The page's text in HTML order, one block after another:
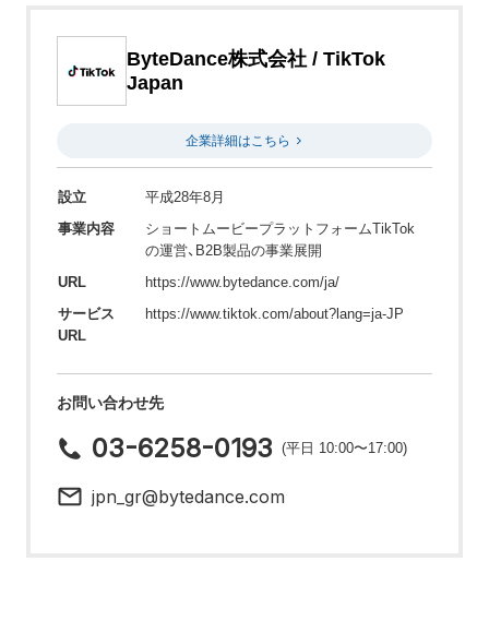
ByteDance株式会社 / TikTok
Japan
企業詳細はこちら
設立
平成28年8月
事業内容
ショートムービープラットフォームTikTok
の運営、B2B製品の事業展開
URL
https://www.bytedance.com/ja/
サービス
URL
https://www.tiktok.com/about?lang=ja-JP
お問い合わせ先
03-6258-0193 (平日 10:00〜17:00)
jpn_gr@bytedance.com